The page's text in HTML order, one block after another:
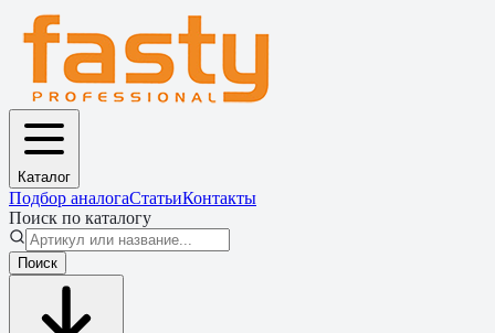
Каталог
Подбор аналогаСтатьиКонтакты
Поиск по каталогу
Поиск